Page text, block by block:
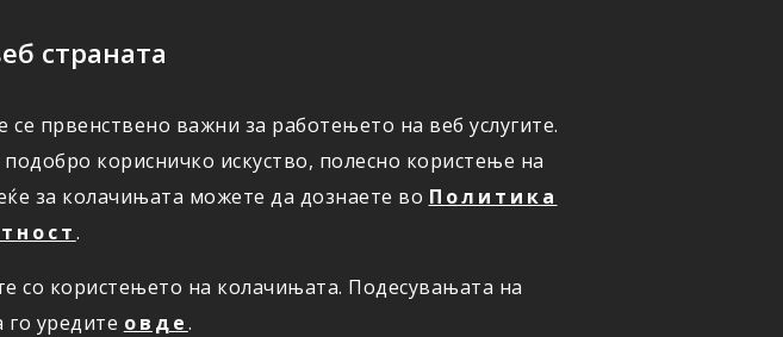
страната
првенствено важни за работењето на веб услугите.
корисничко искуство, полесно користење на
за колачињата можете да дознаете во Политика
.
со користењето на колачињата. Подесувањата на
уредите овде.
ЗА НАС ОНЛАЈН ПРИЈАВИ ШТЕТА